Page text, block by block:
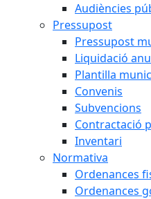
Audiències
Pressupost
Pressupost
Liquidació
Plantilla
Convenis
Subvencions
Contractació
Inventari
Normativa
Ordenances
Ordenances